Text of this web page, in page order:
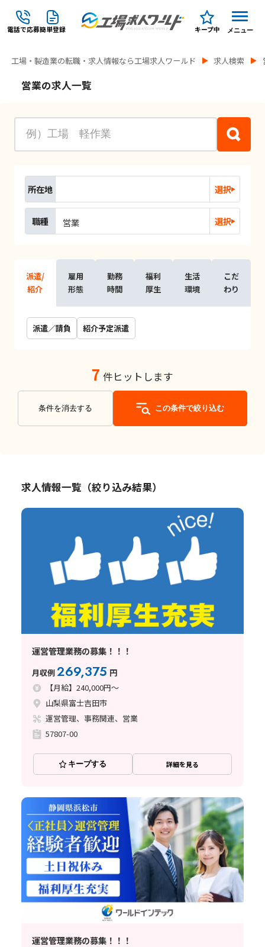
電話で応募簡単登録 キープ中 メニュー
工場・製造業の転職・求人情報なら工場求人ワールド 求人検索
営業の求人一覧
所在地 選択
職種 営業 選択
派遣/
紹介
雇用
形態
勤務
時間
福利
厚生
生活
環境
こだ
わり
派遣／請負 紹介予定派遣
7 件ヒットします
条件を消去する この条件で絞り込む
求人情報一覧（絞り込み結果）
運営管理業務の募集！！！
月収例269,375 円
【月給】240,000円～
山梨県富士吉田市
運営管理、事務関連、営業
57807-00
キープする 詳細を見る
運営管理業務の募集！！！